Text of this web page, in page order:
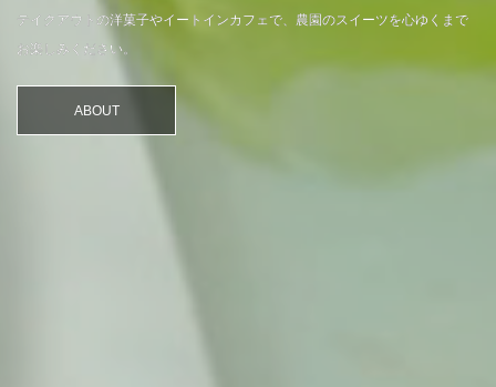
テイクアウトの洋菓子やイートインカフェで、農園のスイーツを心ゆくまで
お楽しみください。
ABOUT